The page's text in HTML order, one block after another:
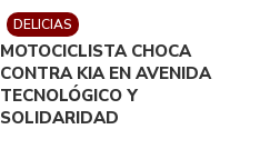
DELICIAS
MOTOCICLISTA CHOCA
CONTRA KIA EN AVENIDA
TECNOLÓGICO Y
SOLIDARIDAD